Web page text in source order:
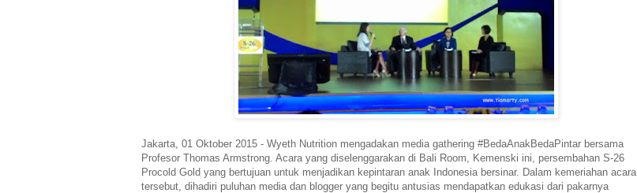
Jakarta, 01 Oktober 2015 - Wyeth Nutrition mengadakan media gathering #BedaAnakBedaPintar bersama
Profesor Thomas Armstrong. Acara yang diselenggarakan di Bali Room, Kemenski ini, persembahan S-26
Procold Gold yang bertujuan untuk menjadikan kepintaran anak Indonesia bersinar. Dalam kemeriahan acara
tersebut, dihadiri puluhan media dan blogger yang begitu antusias mendapatkan edukasi dari pakarnya